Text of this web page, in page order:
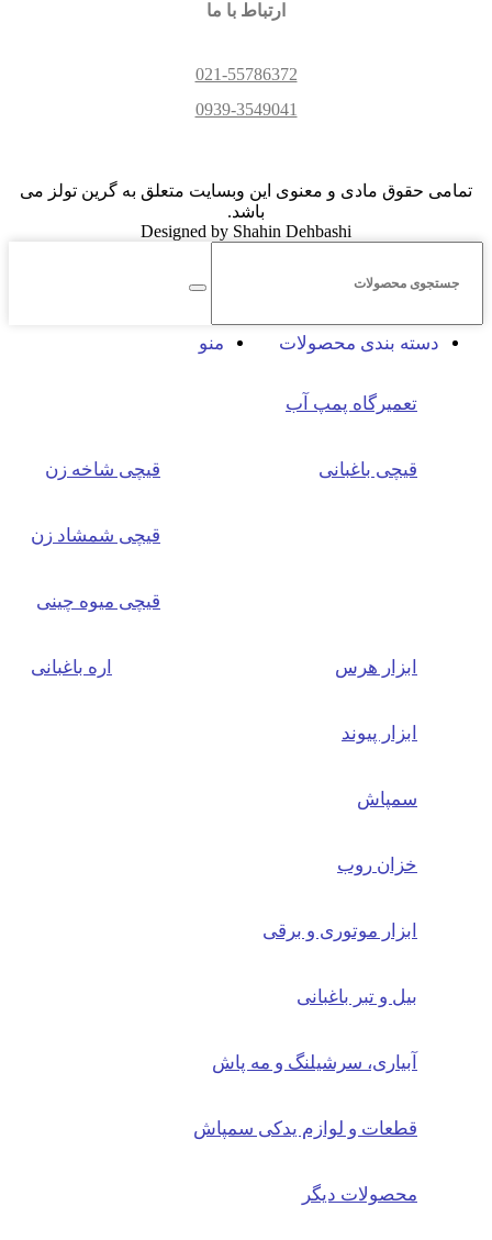
ارتباط با ما
021-55786372
0939-3549041
تمامی حقوق مادی و معنوی این وبسایت متعلق به گرین تولز می
باشد.
Designed by Shahin Dehbashi
دسته بندی محصولات منو
تعمیرگاه پمپ آب
قیچی باغبانی قیچی شاخه زن
قیچی شمشاد زن
قیچی میوه چینی
ابزار هرس اره باغبانی
ابزار پیوند
سمپاش
خزان روب
ابزار موتوری و برقی
بیل و تبر باغبانی
آبیاری، سرشیلنگ و مه پاش
قطعات و لوازم یدکی سمپاش
محصولات دیگر